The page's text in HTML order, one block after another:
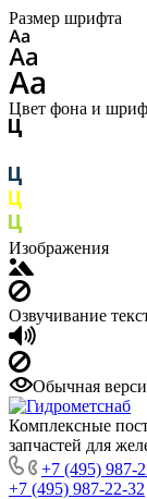
Размер шрифта
Цвет фона и
Изображения
Озвучивание
Обычная
Комплексные
запчастей для
+7 (495) 987-
+7 (495) 987-22-32